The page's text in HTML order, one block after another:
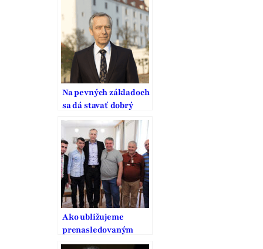
vodcovského typu
Na pevných základoch
sa dá stavať dobrý
domov
Ako ubližujeme
prenasledovaným
kresťanom?